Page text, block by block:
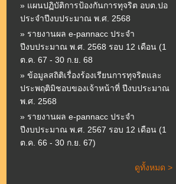
» แผนปฏิบัติการป้องกันการทุจริต อบต.ปอ
ประจำปีงบประมาณ พ.ศ. 2568
» รายงานผล e-pannacc ประจำ
ปีงบประมาณ พ.ศ. 2568 รอบ 12 เดือน (1
ต.ค. 67 - 30 ก.ย. 68
» ข้อมูลสถิติเรื่องร้องเรียนการทุจริตและ
ประพฤติมิชอบของเจ้าหน้าที่ ปีงบประมาณ
พ.ศ. 2568
» รายงานผล e-pannacc ประจำ
ปีงบประมาณ พ.ศ. 2567 รอบ 12 เดือน (1
ต.ค. 66 - 30 ก.ย. 67)
ดูทั้งหมด >